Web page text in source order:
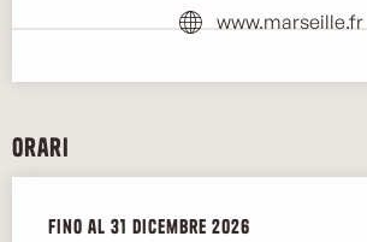
www.marseille.fr
Orari
Dal2 gennaio 2026 al31 dicembre 2026
Fino al 31 dicembre 2026